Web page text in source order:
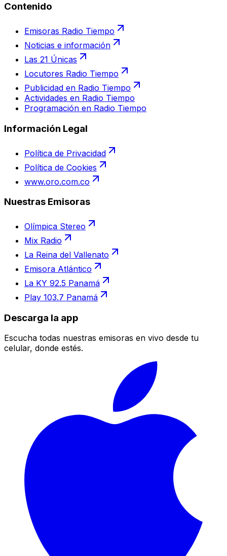
Contenido
Emisoras Radio Tiempo
Noticias e información
Las 21 Únicas
Locutores Radio Tiempo
Publicidad en Radio Tiempo
Actividades en Radio Tiempo
Programación en Radio Tiempo
Información Legal
Política de Privacidad
Política de Cookies
www.oro.com.co
Nuestras Emisoras
Olímpica Stereo
Mix Radio
La Reina del Vallenato
Emisora Atlántico
La KY 92.5 Panamá
Play 103.7 Panamá
Descarga la app
Escucha todas nuestras emisoras en vivo desde tu
celular, donde estés.